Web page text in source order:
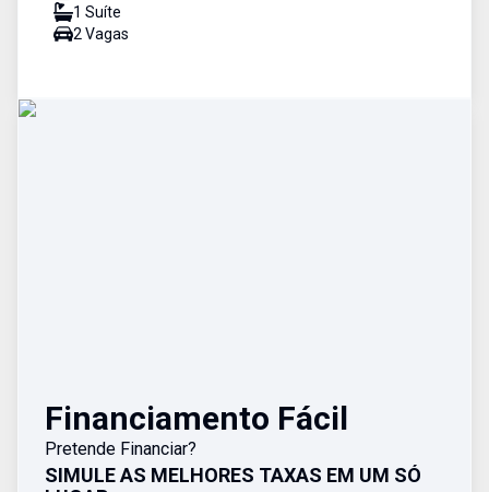
1 Suíte
2 Vagas
Financiamento Fácil
Pretende Financiar?
SIMULE AS MELHORES TAXAS EM UM SÓ